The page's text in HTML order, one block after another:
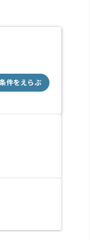
件をえらぶ